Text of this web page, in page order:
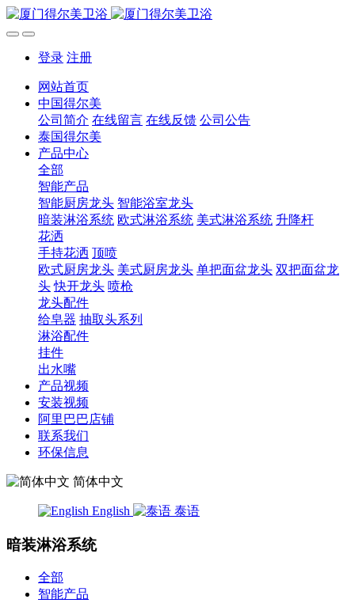
登录 注册
网站首页
中国得尔美
公司简介 在线留言 在线反馈 公司公告
泰国得尔美
产品中心
全部
智能产品
智能厨房龙头 智能浴室龙头
暗装淋浴系统 欧式淋浴系统 美式淋浴系统 升降杆
花洒
手持花洒 顶喷
欧式厨房龙头 美式厨房龙头 单把面盆龙头 双把面盆龙
头 快开龙头 喷枪
龙头配件
给皂器 抽取头系列
淋浴配件
挂件
出水嘴
产品视频
安装视频
阿里巴巴店铺
联系我们
环保信息
简体中文
English 泰语
暗装淋浴系统
全部
智能产品